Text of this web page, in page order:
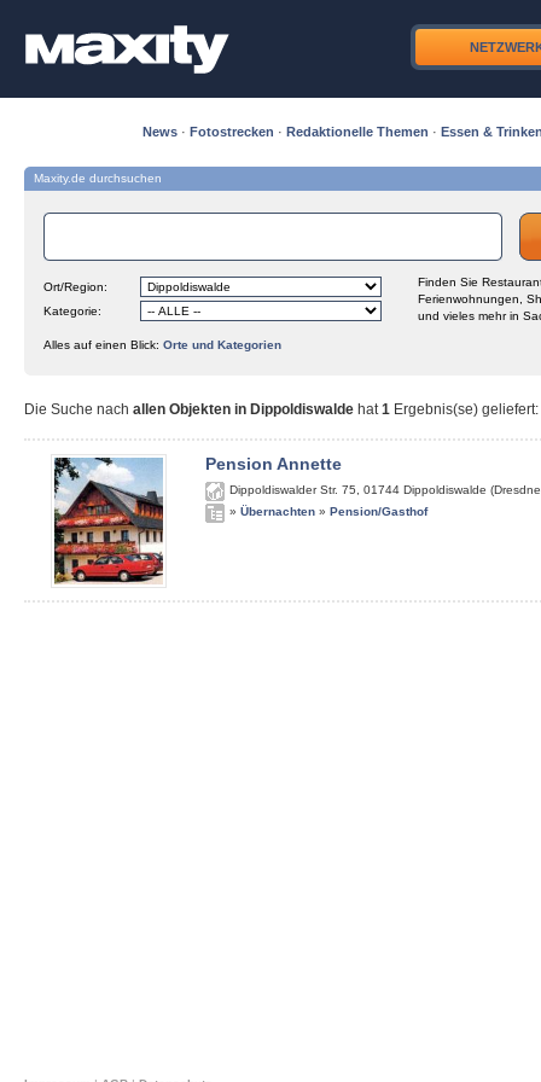
News · Fotostrecken · Redaktionelle Themen · Essen &
Maxity.de durchsuchen
Ort/Region:
Kategorie:
Finden Sie
Ferienwohnungen,
und vieles mehr in
Alles auf einen Blick: Orte und Kategorien
Die Suche nach allen Objekten in Dippoldiswalde hat1 Ergebnis(se) geliefert:
Pension Annette
Dippoldiswalder Str. 75 01744 Dippoldiswalde
» Übernachten » Pension/Gasthof